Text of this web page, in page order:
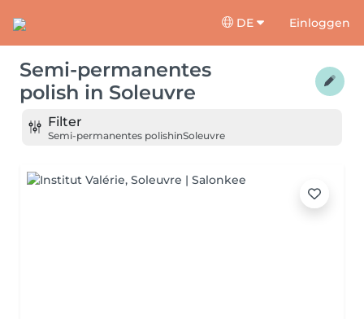
DE Einloggen
Semi-permanentes
polish in Soleuvre
Filter
Semi-permanentes polishinSoleuvre